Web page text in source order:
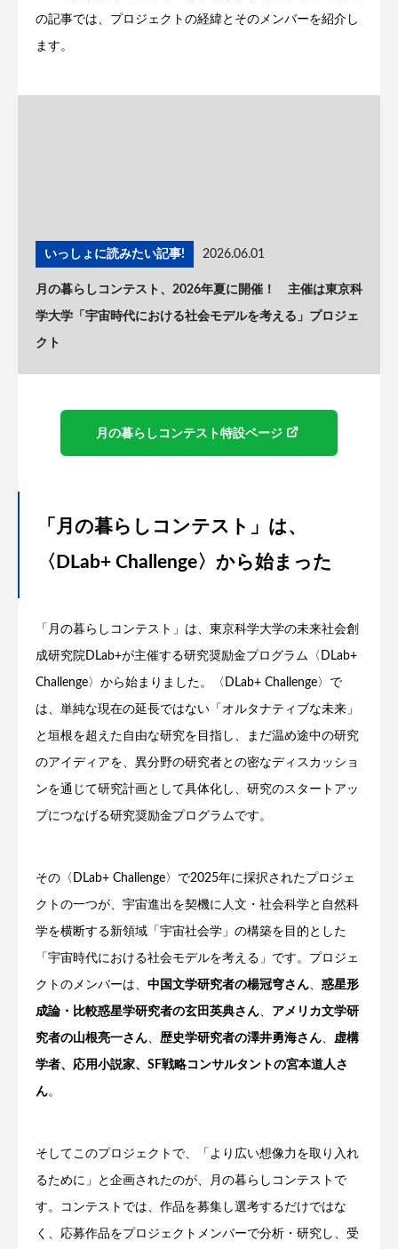
の記事では、プロジェクトの経緯とそのメンバーを紹介し
ます。
いっしょに読みたい記事! 2026.06.01
月の暮らしコンテスト、2026年夏に開催！ 主催は東京科
学大学「宇宙時代における社会モデルを考える」プロジェ
クト
月の暮らしコンテスト特設ページ
「月の暮らしコンテスト」は、
〈DLab+ Challenge〉から始まった
「月の暮らしコンテスト」は、東京科学大学の未来社会創
成研究院DLab+が主催する研究奨励金プログラム〈DLab+
Challenge〉から始まりました。〈DLab+ Challenge〉で
は、単純な現在の延長ではない「オルタナティブな未来」
と垣根を超えた自由な研究を目指し、まだ温め途中の研究
のアイディアを、異分野の研究者との密なディスカッショ
ンを通じて研究計画として具体化し、研究のスタートアッ
プにつなげる研究奨励金プログラムです。
その〈DLab+ Challenge〉で2025年に採択されたプロジェ
クトの一つが、宇宙進出を契機に人文・社会科学と自然科
学を横断する新領域「宇宙社会学」の構築を目的とした
「宇宙時代における社会モデルを考える」です。プロジェ
クトのメンバーは、 中国文学研究者の楊冠穹さん 惑星形
成論・比較惑星学研究者の玄田英典さん アメリカ文学研
究者の山根亮一さん 歴史学研究者の澤井勇海さん 虚構
学者、応用小説家、SF戦略コンサルタントの宮本道人さ
ん。
そしてこのプロジェクトで、「より広い想像力を取り入れ
るために」と企画されたのが、月の暮らしコンテストで
す。コンテストでは、作品を募集し選考するだけではな
く、応募作品をプロジェクトメンバーで分析・研究し、受